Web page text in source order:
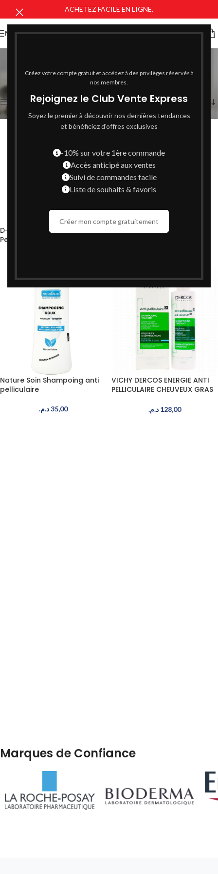
Créez votre compte gratuit et accédez à des privilèges réservés à
nos membres.
Rejoignez le Club Vente Express
Soyez le premier à découvrir nos dernières tendances
et bénéficiez d'offres exclusives
-10% sur votre 1ère commande
Accès anticipé aux ventes
Suivi de commandes facile
Liste de souhaits & favoris
Créer mon compte gratuitement
ACHETEZ FACILE EN LIGNE.
MENU
Catégories
Afficher la barre latérale
D-CAP Shampoing Anti-
Pelliculaire Cheveux Gras
D-CAP Shampoing Anti-
Nature Soin Shampoing anti
pelliculaire
35,00د.م.
VICHY DERCOS ENERGIE ANTI
PELLICULAIRE CHEUVEUX GRAS
128,00 د.م.
Marques de Confiance